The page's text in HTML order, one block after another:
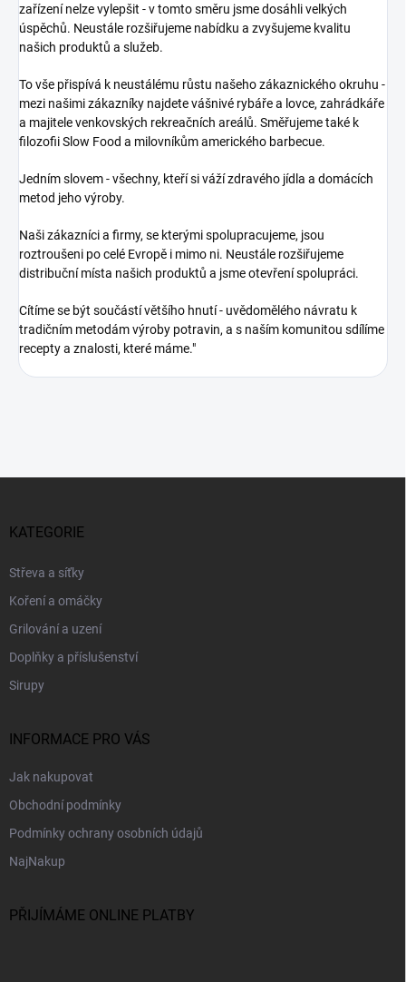
zařízení nelze vylepšit - v tomto směru jsme dosáhli velkých
úspěchů. Neustále rozšiřujeme nabídku a zvyšujeme kvalitu
našich produktů a služeb.
To vše přispívá k neustálému růstu našeho zákaznického okruhu -
mezi našimi zákazníky najdete vášnivé rybáře a lovce, zahrádkáře
a majitele venkovských rekreačních areálů. Směřujeme také k
filozofii Slow Food a milovníkům amerického barbecue.
Jedním slovem - všechny, kteří si váží zdravého jídla a domácích
metod jeho výroby.
Naši zákazníci a firmy, se kterými spolupracujeme, jsou
roztroušeni po celé Evropě i mimo ni. Neustále rozšiřujeme
distribuční místa našich produktů a jsme otevření spolupráci.
Cítíme se být součástí většího hnutí - uvědomělého návratu k
tradičním metodám výroby potravin, a s naším komunitou sdílíme
recepty a znalosti, které máme."
KATEGORIE
Střeva a síťky
Koření a omáčky
Grilování a uzení
Doplňky a příslušenství
Sirupy
INFORMACE PRO VÁS
Jak nakupovat
Obchodní podmínky
Podmínky ochrany osobních údajů
NajNakup
PŘIJÍMÁME ONLINE PLATBY